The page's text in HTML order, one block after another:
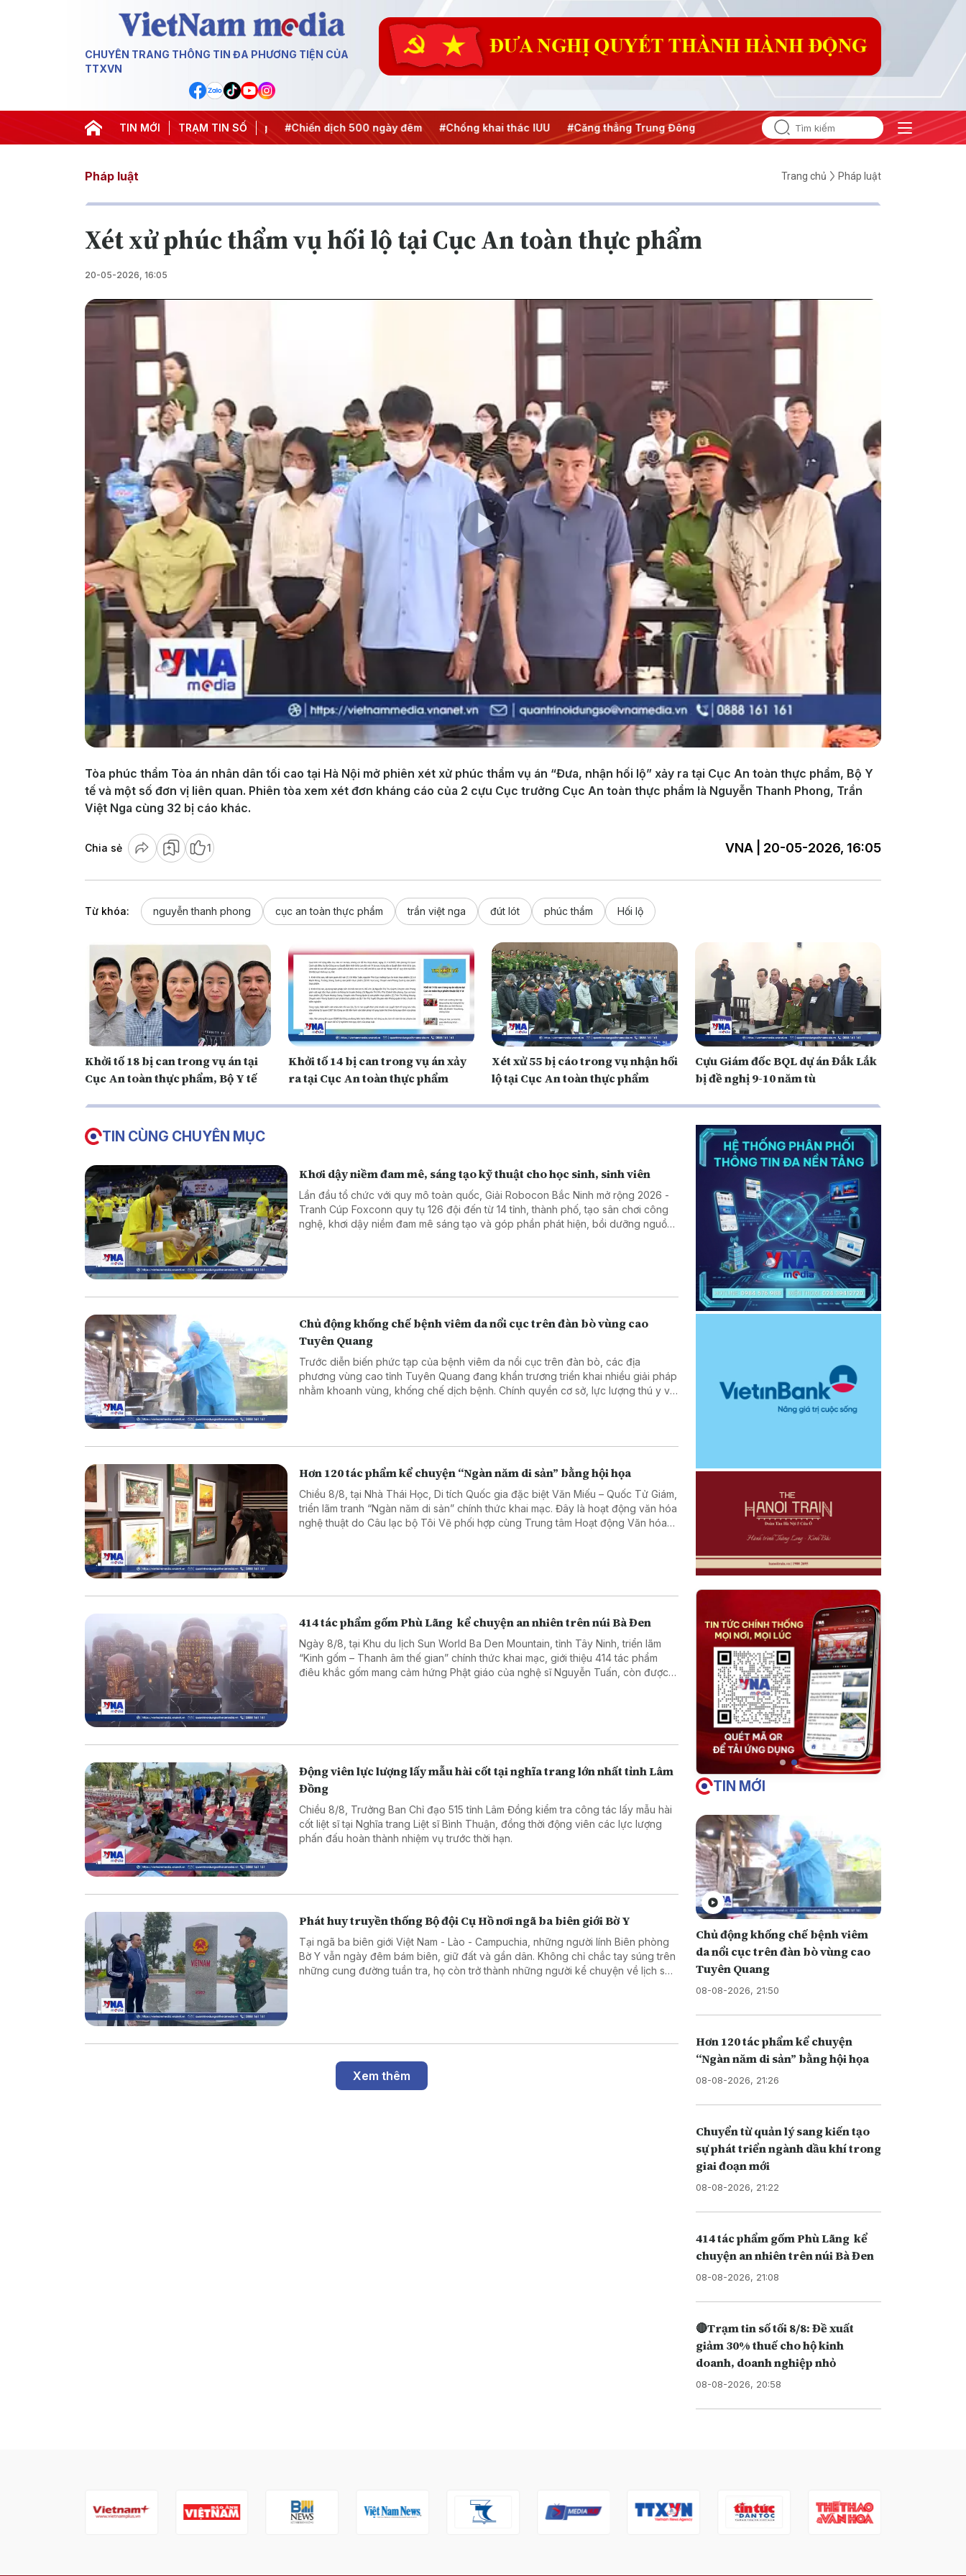
CHUYÊN TRANG THÔNG TIN ĐA PHƯƠNG TIỆN CỦA
TTXVN
TIN MỚI TRẠM TIN SỐ
#Đưa Nghị quyết thành hành động #Chiến dịch 500 ngày đêm #Chống khai thác IUU #Căng thẳng Trung Đông #An ninh năng lượng #Bảo vệ nền tảng tư tưởng
Pháp luật Trang chủ Pháp luật
Xét xử phúc thẩm vụ hối lộ tại Cục An toàn thực phẩm
20-05-2026, 16:05
Play
Video
Tòa phúc thẩm Tòa án nhân dân tối cao tại Hà Nội mở phiên xét xử phúc thẩm vụ án “Đưa, nhận hối lộ” xảy ra tại Cục An toàn thực phẩm, Bộ Y
tế và một số đơn vị liên quan. Phiên tòa xem xét đơn kháng cáo của 2 cựu Cục trưởng Cục An toàn thực phẩm là Nguyễn Thanh Phong, Trần
Việt Nga cùng 32 bị cáo khác.
Chia sẻ 1 VNA | 20-05-2026, 16:05
Từ khóa: nguyễn thanh phong cục an toàn thực phẩm trần việt nga đút lót phúc thẩm Hối lộ
Khởi tố 18 bị can trong vụ án tại
Cục An toàn thực phẩm, Bộ Y tế
Khởi tố 14 bị can trong vụ án xảy
ra tại Cục An toàn thực phẩm
Xét xử 55 bị cáo trong vụ nhận hối
lộ tại Cục An toàn thực phẩm
Cựu Giám đốc BQL dự án Đắk Lắk
bị đề nghị 9-10 năm tù
TIN CÙNG CHUYÊN MỤC
Khơi dậy niềm đam mê, sáng tạo kỹ thuật cho học sinh, sinh viên
Lần đầu tổ chức với quy mô toàn quốc, Giải Robocon Bắc Ninh mở rộng 2026 -
Tranh Cúp Foxconn quy tụ 126 đội đến từ 14 tỉnh, thành phố, tạo sân chơi công
nghệ, khơi dậy niềm đam mê sáng tạo và góp phần phát hiện, bồi dưỡng nguồn
Chủ động khống chế bệnh viêm da nổi cục trên đàn bò vùng cao
Tuyên Quang
Trước diễn biến phức tạp của bệnh viêm da nổi cục trên đàn bò, các địa
phương vùng cao tỉnh Tuyên Quang đang khẩn trương triển khai nhiều giải pháp
nhằm khoanh vùng, khống chế dịch bệnh. Chính quyền cơ sở, lực lượng thú y và
Hơn 120 tác phẩm kể chuyện “Ngàn năm di sản” bằng hội họa
Chiều 8/8, tại Nhà Thái Học, Di tích Quốc gia đặc biệt Văn Miếu – Quốc Tử Giám,
triển lãm tranh “Ngàn năm di sản” chính thức khai mạc. Đây là hoạt động văn hóa
nghệ thuật do Câu lạc bộ Tôi Vẽ phối hợp cùng Trung tâm Hoạt động Văn hóa
414 tác phẩm gốm Phù Lãng kể chuyện an nhiên trên núi Bà Đen
Ngày 8/8, tại Khu du lịch Sun World Ba Den Mountain, tỉnh Tây Ninh, triển lãm
“Kinh gốm – Thanh âm thế gian” chính thức khai mạc, giới thiệu 414 tác phẩm
điêu khắc gốm mang cảm hứng Phật giáo của nghệ sĩ Nguyễn Tuấn, còn được
Động viên lực lượng lấy mẫu hài cốt tại nghĩa trang lớn nhất tỉnh Lâm
Đồng
Chiều 8/8, Trưởng Ban Chỉ đạo 515 tỉnh Lâm Đồng kiểm tra công tác lấy mẫu hài
cốt liệt sĩ tại Nghĩa trang Liệt sĩ Bình Thuận, đồng thời động viên các lực lượng
phấn đấu hoàn thành nhiệm vụ trước thời hạn.
Phát huy truyền thống Bộ đội Cụ Hồ nơi ngã ba biên giới Bờ Y
Tại ngã ba biên giới Việt Nam - Lào - Campuchia, những người lính Biên phòng
Bờ Y vẫn ngày đêm bám biên, giữ đất và gần dân. Không chỉ chắc tay súng trên
những cung đường tuần tra, họ còn trở thành những người kể chuyện về lịch sử,
Xem thêm
TIN MỚI
Chủ động khống chế bệnh viêm
da nổi cục trên đàn bò vùng cao
Tuyên Quang
08-08-2026, 21:50
Hơn 120 tác phẩm kể chuyện
“Ngàn năm di sản” bằng hội họa
08-08-2026, 21:26
Chuyển từ quản lý sang kiến tạo
sự phát triển ngành dầu khí trong
giai đoạn mới
08-08-2026, 21:22
414 tác phẩm gốm Phù Lãng kể
chuyện an nhiên trên núi Bà Đen
08-08-2026, 21:08
🔴Trạm tin số tối 8/8: Đề xuất
giảm 30% thuế cho hộ kinh
doanh, doanh nghiệp nhỏ
08-08-2026, 20:58